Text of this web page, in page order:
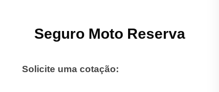
Seguro Moto Reserva
Solicite uma cotação: